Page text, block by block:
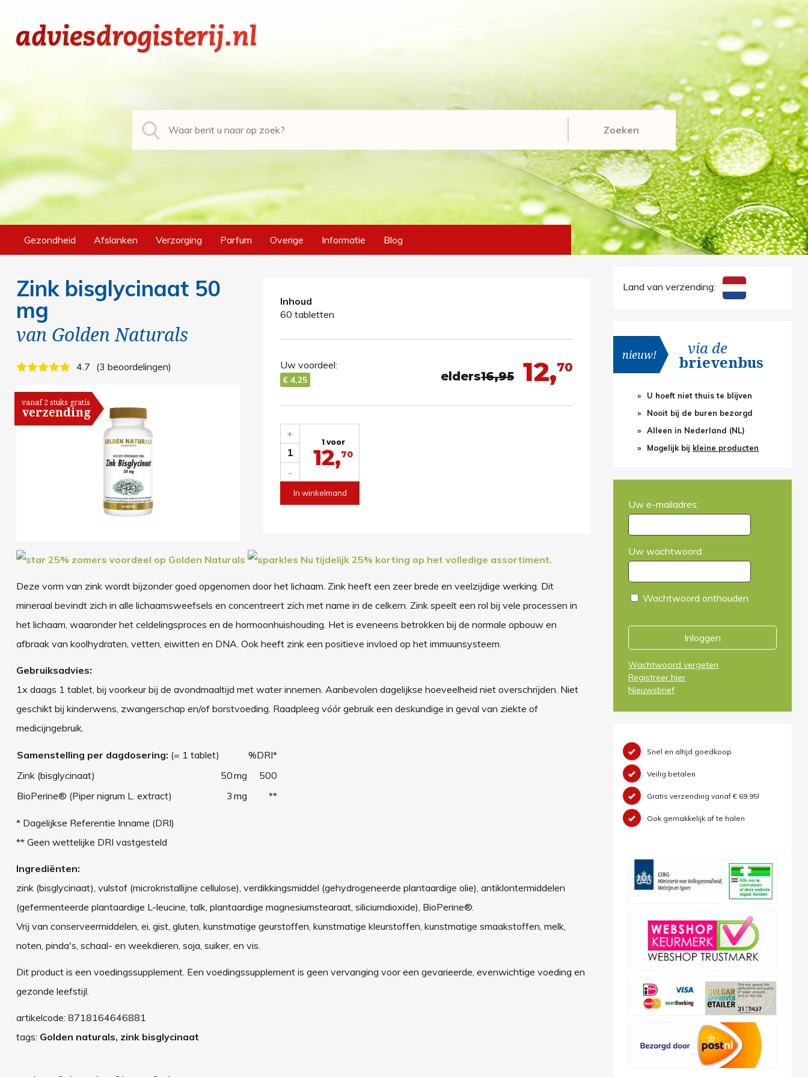
Zoeken
Gezondheid Afslanken Verzorging Parfum Overige Informatie Blog
Zink bisglycinaat 50
mg
van Golden Naturals
4.7 3 beoordelingen
vanaf 2 stuks gratis
verzending
Inhoud
60 tabletten
12,70
elders16,95
Uw voordeel:
€ 4,25
1
-
+
1 voor
12,70
In winkelmand
25% zomers voordeel op Golden Naturals Nu tijdelijk 25% korting op het volledige assortiment.
Deze vorm van zink wordt bijzonder goed opgenomen door het lichaam. Zink heeft een zeer brede en veelzijdige werking. Dit
mineraal bevindt zich in alle lichaamsweefsels en concentreert zich met name in de celkern. Zink speelt een rol bij vele processen in
het lichaam, waaronder het celdelingsproces en de hormoonhuishouding. Het is eveneens betrokken bij de normale opbouw en
afbraak van koolhydraten, vetten, eiwitten en DNA. Ook heeft zink een positieve invloed op het immuunsysteem.
Gebruiksadvies:
1x daags 1 tablet, bij voorkeur bij de avondmaaltijd met water innemen. Aanbevolen dagelijkse hoeveelheid niet overschrijden. Niet
geschikt bij kinderwens, zwangerschap en/of borstvoeding. Raadpleeg vóór gebruik een deskundige in geval van ziekte of
medicijngebruik.
Samenstelling per dagdosering: (= 1 tablet)
%DRI*
Zink (bisglycinaat)
50mg
500
BioPerine® (Piper nigrum L. extract)
3 mg **
* Dagelijkse Referentie Inname (DRI)
** Geen wettelijke DRI vastgesteld
Ingrediënten:
zink (bisglycinaat), vulstof (microkristallijne cellulose), verdikkingsmiddel (gehydrogeneerde plantaardige olie), antiklontermiddelen
(gefermenteerde plantaardige L-leucine, talk, plantaardige magnesiumstearaat, siliciumdioxide), BioPerine®.
Vrij van conserveermiddelen, ei, gist, gluten, kunstmatige geurstoffen, kunstmatige kleurstoffen, kunstmatige smaakstoffen, melk,
noten, pinda's, schaal- en weekdieren, soja, suiker, en vis.
Dit product is een voedingssupplement. Een voedingssupplement is geen vervanging voor een gevarieerde, evenwichtige voeding en
gezonde leefstijl.
artikelcode: 8718164646881
tags: Golden naturals, zink bisglycinaat
Land van verzending:
nieuw! via de
brievenbus
U hoeft niet thuis te blijven
Nooit bij de buren bezorgd
Alleen in Nederland (NL)
Mogelijk bij kleine producten
Uw e-mailadres:
Uw wachtwoord:
Wachtwoord onthouden
Inloggen
Wachtwoord vergeten
Registreer hier
Nieuwsbrief
Snel en altijd goedkoop
Veilig betalen
Gratis verzending vanaf € 69,95!
Ook gemakkelijk af te halen